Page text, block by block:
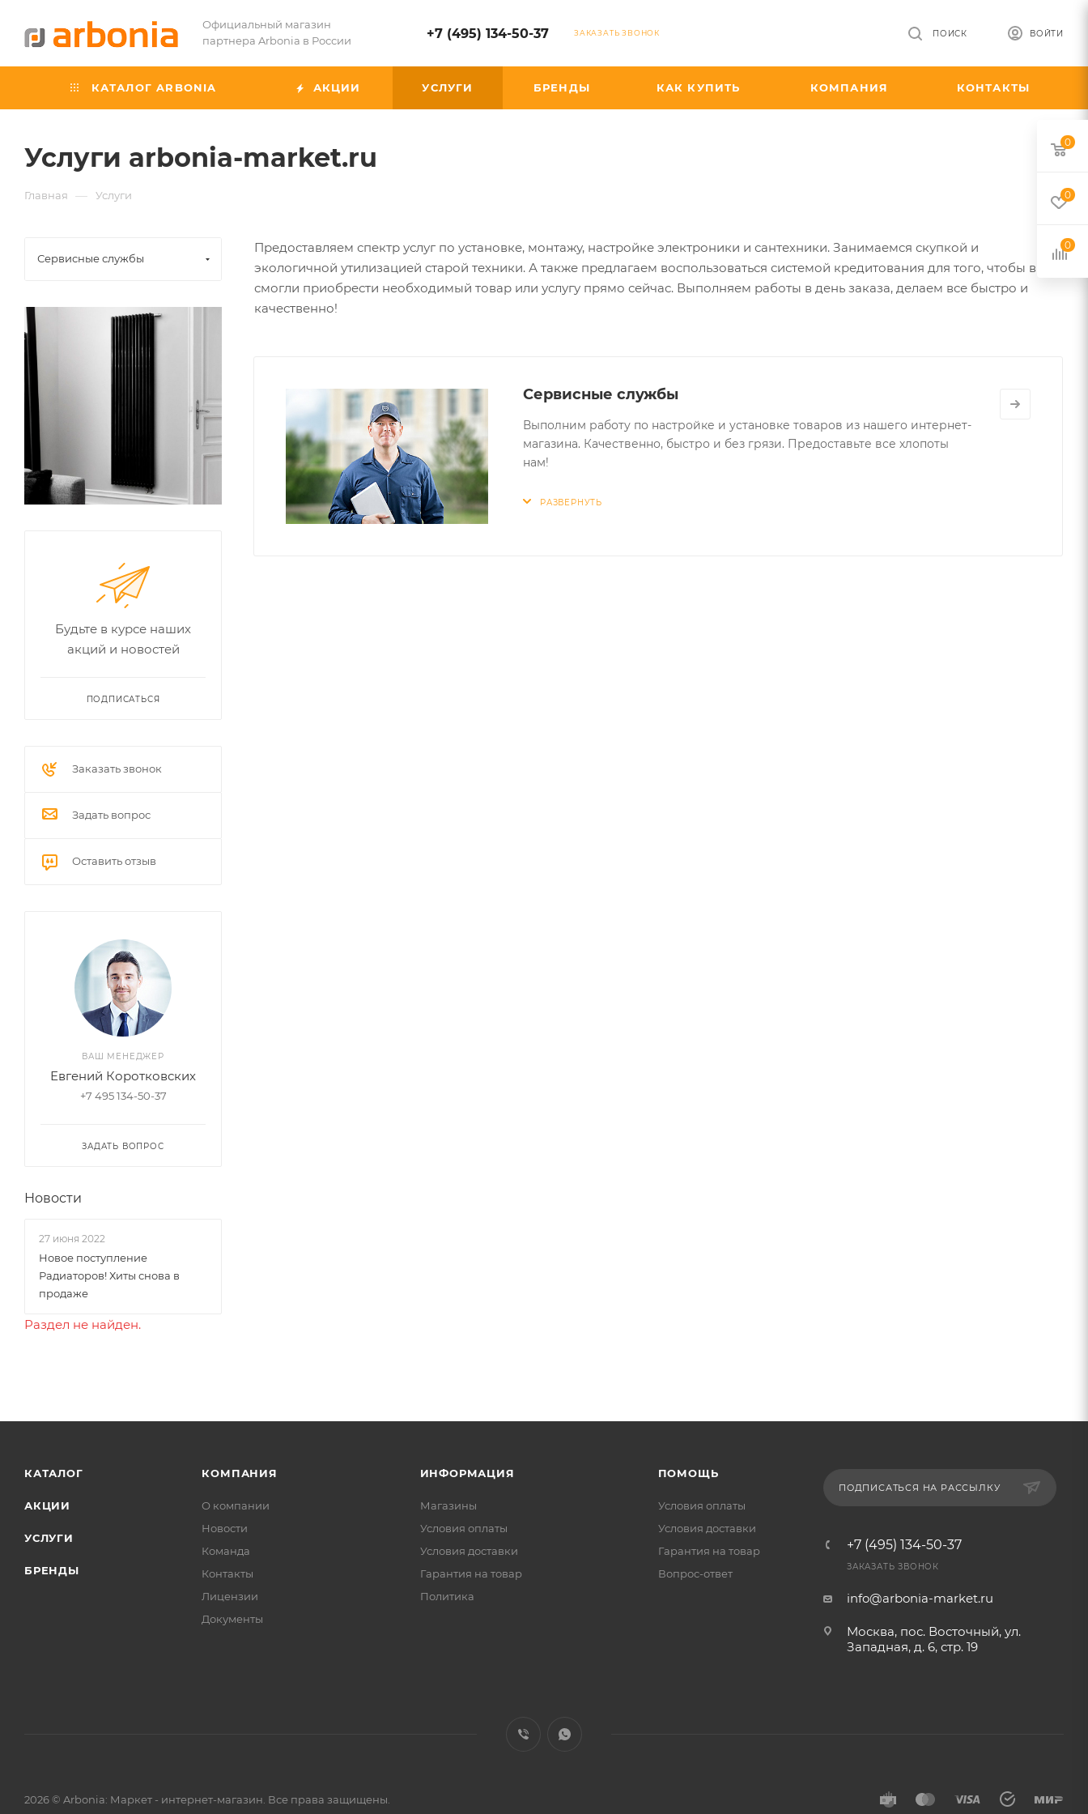
Официальный магазин
партнера Arbonia в России
+7 (495) 134-50-37 ЗАКАЗАТЬ ЗВОНОК ВОЙТИ
ПОИСК
КАТАЛОГ ARBONIA АКЦИИ УСЛУГИ БРЕНДЫ КАК КУПИТЬ КОМПАНИЯ КОНТАКТЫ
Услуги arbonia-market.ru
Главная — Услуги
Предоставляем спектр услуг по установке, монтажу, настройке электроники и сантехники. Занимаемся скупкой и
экологичной утилизацией старой техники. А также предлагаем воспользоваться системой кредитования для того, чтобы вы
смогли приобрести необходимый товар или услугу прямо сейчас. Выполняем работы в день заказа, делаем все быстро и
качественно!
Сервисные службы
Выполним работу по настройке и установке товаров из нашего интернет-
магазина. Качественно, быстро и без грязи. Предоставьте все хлопоты
нам!
РАЗВЕРНУТЬ
Сервисные службы
Будьте в курсе наших
акций и новостей
ПОДПИСАТЬСЯ
Заказать звонок
Задать вопрос
Оставить отзыв
ВАШ МЕНЕДЖЕР
Евгений Коротковских
+7 495 134-50-37
ЗАДАТЬ ВОПРОС
Новости
27 июня 2022
Новое поступление
Радиаторов! Хиты снова в
продаже
Раздел не найден.
КАТАЛОГ
АКЦИИ
УСЛУГИ
БРЕНДЫ
КОМПАНИЯ
О компании
Новости
Команда
Контакты
Лицензии
Документы
ИНФОРМАЦИЯ
Магазины
Условия оплаты
Условия доставки
Гарантия на товар
Политика
ПОМОЩЬ
Условия оплаты
Условия доставки
Гарантия на товар
Вопрос-ответ
ПОДПИСАТЬСЯ НА РАССЫЛКУ
+7 (495) 134-50-37
ЗАКАЗАТЬ ЗВОНОК
info@arbonia-market.ru
Москва, пос. Восточный, ул.
Западная, д. 6, стр. 19
2026 © Arbonia: Маркет - интернет-магазин. Все права защищены.
0
0
0